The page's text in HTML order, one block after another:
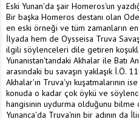
Eski Yunan'da şair Homeros'un
Bir başka Homeros destanı olan
en eski örneği ve tüm zamanların
İlyada hem de Oysseisa Truva
ilgili söylenceleri dile getiren
Yunanistan'tandaki Akhalar ile Batı
arasındaki bu savaşın yaklaşık İ.Ö.
Akhalar'ın Truva'yı kuşatmalarının
konuda o kadar çok öykü ve
hangisinin uydurma olduğunu bilme
Yunanca'da Truva'nın bir adının da